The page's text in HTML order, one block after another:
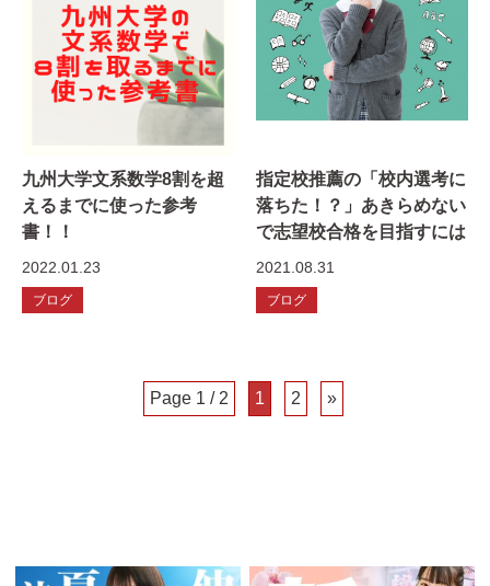
九州大学文系数学8割を超
えるまでに使った参考
書！！
2022.01.23
ブログ
指定校推薦の「校内選考に
落ちた！？」あきらめない
で志望校合格を目指すには
2021.08.31
ブログ
Page 1 / 2 1 2 »